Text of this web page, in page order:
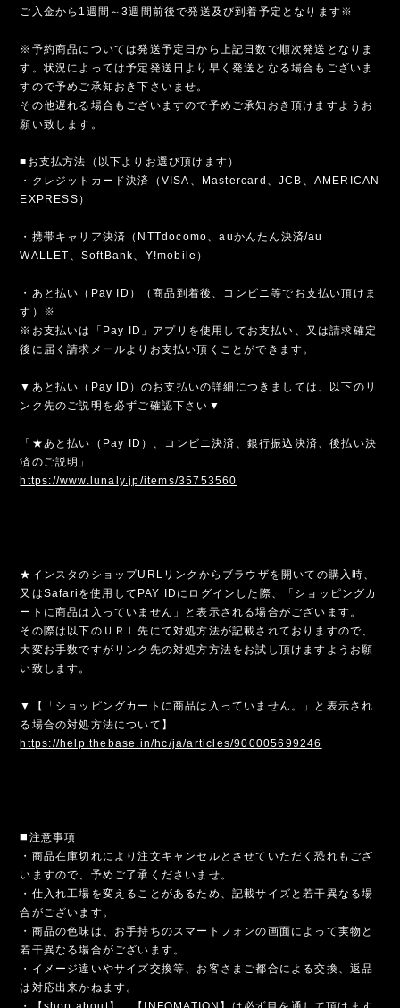
ご入金から1週間～3週間前後で発送及び到着予定となります※
※予約商品については発送予定日から上記日数で順次発送となりま
す。状況によっては予定発送日より早く発送となる場合もございま
すので予めご承知おき下さいませ。
その他遅れる場合もございますので予めご承知おき頂けますようお
願い致します。
■お支払方法（以下よりお選び頂けます）
・クレジットカード決済（VISA、Mastercard、JCB、AMERICAN
EXPRESS）
・携帯キャリア決済（NTTdocomo、auかんたん決済/au
WALLET、SoftBank、Y!mobile）
・あと払い（Pay ID）（商品到着後、コンビニ等でお支払い頂けま
す）※
※お支払いは「Pay ID」アプリを使用してお支払い、又は請求確定
後に届く請求メールよりお支払い頂くことができます。
▼あと払い（Pay ID）のお支払いの詳細につきましては、以下のリ
ンク先のご説明を必ずご確認下さい▼
「★あと払い（Pay ID）、コンビニ決済、銀行振込決済、後払い決
済のご説明」
https://www.lunaly.jp/items/35753560
★インスタのショップURLリンクからブラウザを開いての購入時、
又はSafariを使用してPAY IDにログインした際、「ショッピングカ
ートに商品は入っていません」と表示される場合がございます。
その際は以下のＵＲＬ先にて対処方法が記載されておりますので、
大変お手数ですがリンク先の対処方方法をお試し頂けますようお願
い致します。
▼【「ショッピングカートに商品は入っていません。」と表示され
る場合の対処方法について】
https://help.thebase.in/hc/ja/articles/900005699246
◼️注意事項
・商品在庫切れにより注文キャンセルとさせていただく恐れもござ
いますので、予めご了承くださいませ。
・仕入れ工場を変えることがあるため、記載サイズと若干異なる場
合がございます。
・商品の色味は、お手持ちのスマートフォンの画面によって実物と
若干異なる場合がございます。
・イメージ違いやサイズ交換等、お客さまご都合による交換、返品
は対応出来かねます。